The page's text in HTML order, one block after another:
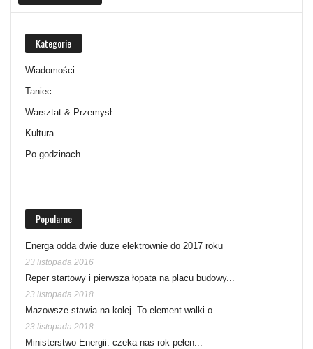
Kategorie
Wiadomości
Taniec
Warsztat & Przemysł
Kultura
Po godzinach
Popularne
Energa odda dwie duże elektrownie do 2017 roku
23 listopada 2016
Reper startowy i pierwsza łopata na placu budowy...
23 listopada 2018
Mazowsze stawia na kolej. To element walki o...
23 listopada 2018
Ministerstwo Energii: czeka nas rok pełen...